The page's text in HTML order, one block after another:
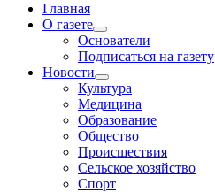
Главная
О газете
Основатели
Подписаться на газету
Новости
Культура
Медицина
Образование
Общество
Происшествия
Сельское хозяйство
Спорт